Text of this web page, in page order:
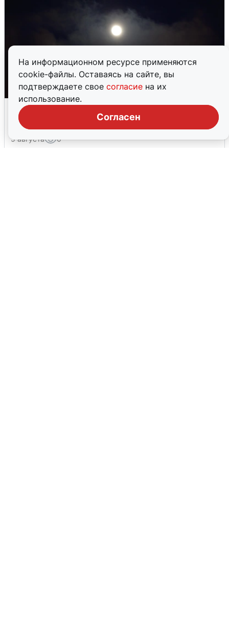
На информационном ресурсе применяются
cookie-файлы. Оставаясь на сайте, вы
подтверждаете свое согласие на их
использование.
Согласен
Взрывы в Воронеже после сигнала
тревоги
5 августа 0